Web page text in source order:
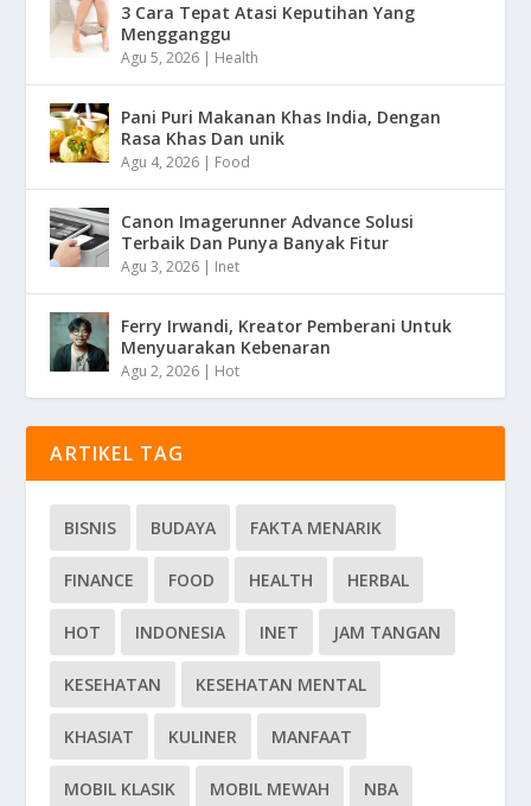
3 Cara Tepat Atasi Keputihan Yang
Mengganggu
Agu 5, 2026 | Health
Pani Puri Makanan Khas India, Dengan
Rasa Khas Dan unik
Agu 4, 2026 | Food
Canon Imagerunner Advance Solusi
Terbaik Dan Punya Banyak Fitur
Agu 3, 2026 | Inet
Ferry Irwandi, Kreator Pemberani Untuk
Menyuarakan Kebenaran
Agu 2, 2026 | Hot
ARTIKEL TAG
BISNIS BUDAYA FAKTA MENARIK
FINANCE FOOD HEALTH HERBAL
HOT INDONESIA INET JAM TANGAN
KESEHATAN KESEHATAN MENTAL
KHASIAT KULINER MANFAAT
MOBIL KLASIK MOBIL MEWAH NBA